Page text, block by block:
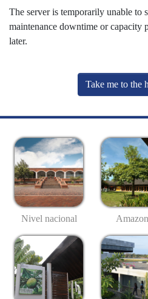
The server is temporarily unable to
maintenance downtime or capacity
later.
Take me to the
Nivel nacional